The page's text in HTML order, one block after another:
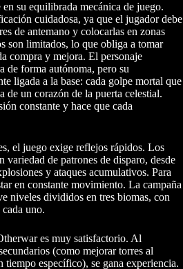
su equilibrada mecánica de juego.
cuidadosa, ya que el jugador debe
de antemano y colocarlas en zonas
son limitados, lo que obliga a tomar
compra y mejora. El personaje
de forma autónoma, pero su
ligada a la base: cada golpe mortal que
de un corazón de la puerta celestial.
constante y hace que cada
el juego exige reflejos rápidos. Los
variedad de patrones de disparo, desde
y ataques acumulativos. Para
en constante movimiento. La campaña
niveles divididos en tres biomas, con
uno.
es muy satisfactorio. Al
(como mejorar torres al
tiempo específico), se gana experiencia.